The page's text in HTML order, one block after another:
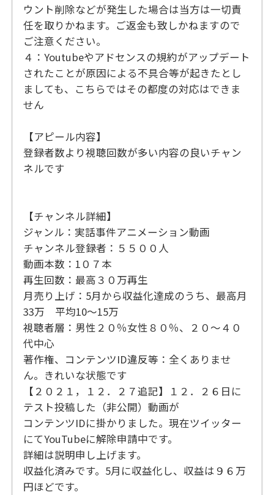
ウント削除などが発生した場合は当方は一切責
任を取りかねます。ご返金も致しかねますので
ご注意ください。
４：Youtubeやアドセンスの規約がアップデート
されたことが原因による不具合等が起きたとし
ましても、こちらではその都度の対応はできま
せん
【アピール内容】
登録者数より視聴回数が多い内容の良いチャン
ネルです
【チャンネル詳細】
ジャンル：実話事件アニメーション動画
チャンネル登録者：５５００人
動画本数：1０７本
再生回数：最高３０万再生
月売り上げ：5月から収益化達成のうち、最高月
33万 平均10～15万
視聴者層：男性２０％女性８０％、２０～４０
代中心
著作権、コンテンツID違反等：全くありませ
ん。きれいな状態です
【２０２１，１２．２７追記】１２．２６日に
テスト投稿した（非公開）動画が
コンテンツIDに掛かりました。現在ツイッター
にてYouTubeに解除申請中です。
詳細は説明申し上げます。
収益化済みです。5月に収益化し、収益は９６万
円ほどです。